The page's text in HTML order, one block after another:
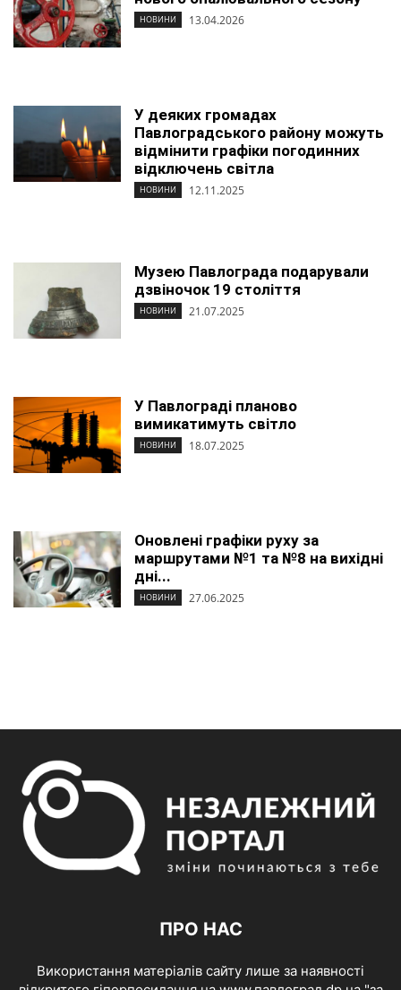
НОВИНИ 13.04.2026
У деяких громадах
Павлоградського району можуть
відмінити графіки погодинних
відключень світла
НОВИНИ 12.11.2025
Музею Павлограда подарували
дзвіночок 19 століття
НОВИНИ 21.07.2025
У Павлограді планово
вимикатимуть світло
НОВИНИ 18.07.2025
Оновлені графіки руху за
маршрутами №1 та №8 на вихідні
дні...
НОВИНИ 27.06.2025
ПРО НАС
Використання матеріалів сайту лише за наявності